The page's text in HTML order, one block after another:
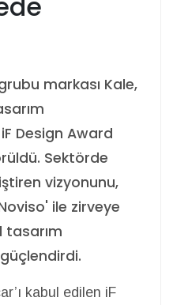
markası Kale,
Design Award
Sektörde
vizyonunu,
ile zirveye
tasarım
kabul edilen iF